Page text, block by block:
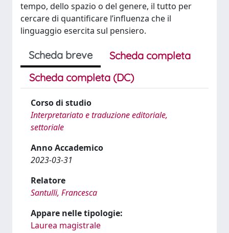
tempo, dello spazio o del genere, il tutto per
cercare di quantificare l’influenza che il
linguaggio esercita sul pensiero.
Scheda breve
Scheda completa
Scheda completa (DC)
Corso di studio
Interpretariato e traduzione editoriale,
settoriale
Anno Accademico
2023-03-31
Relatore
Santulli, Francesca
Appare nelle tipologie:
Laurea magistrale